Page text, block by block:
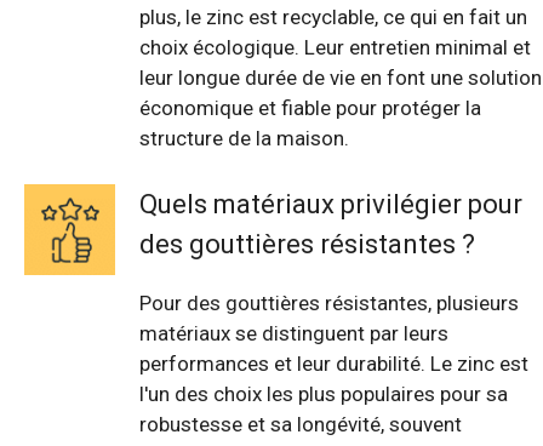
plus, le zinc est recyclable, ce qui en fait un
choix écologique. Leur entretien minimal et
leur longue durée de vie en font une solution
économique et fiable pour protéger la
structure de la maison.
Quels matériaux privilégier pour
des gouttières résistantes ?
Pour des gouttières résistantes, plusieurs
matériaux se distinguent par leurs
performances et leur durabilité. Le zinc est
l'un des choix les plus populaires pour sa
robustesse et sa longévité, souvent